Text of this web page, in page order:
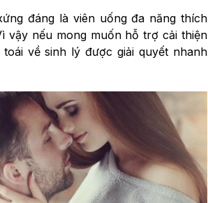
đáng là viên uống đa năng thích
vậy nếu mong muốn hỗ trợ cải thiện
về sinh lý được giải quyết nhanh